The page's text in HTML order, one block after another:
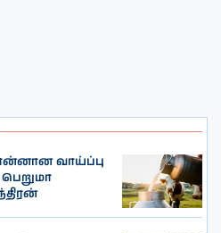
வாய்ப்பு
பெறுமா